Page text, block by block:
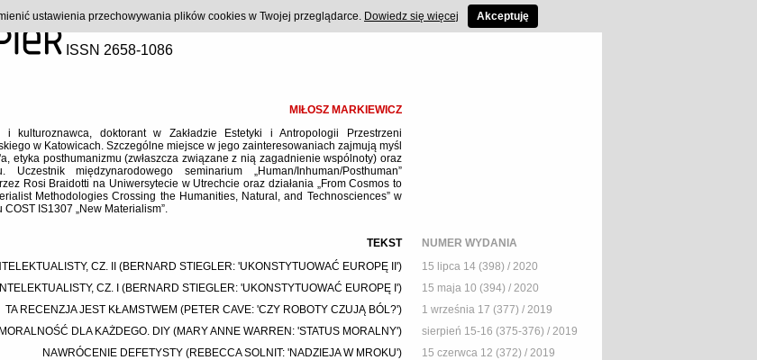
ISSN 2658-1086
MIŁOSZ MARKIEWICZ
kulturoznawca, doktorant w Zakładzie Estetyki i Antropologii Przestrzeni
w Katowicach. Szczególne miejsce w jego zainteresowaniach zajmują myśl
etyka posthumanizmu (zwłaszcza związane z nią zagadnienie wspólnoty) oraz
Uczestnik międzynarodowego seminarium „Human/Inhuman/Posthuman”
Rosi Braidotti na Uniwersytecie w Utrechcie oraz działania „From Cosmos to
Methodologies Crossing the Humanities, Natural, and Technosciences” w
IS1307 „New Materialism”.
TEKST
NUMER WYDANIA
CZ. II (BERNARD STIEGLER: 'UKONSTYTUOWAĆ EUROPĘ II')
15 lipca 14 (398) / 2020
CZ. I (BERNARD STIEGLER: 'UKONSTYTUOWAĆ EUROPĘ I')
15 maja 10 (394) / 2020
TA RECENZJA JEST KŁAMSTWEM (PETER CAVE: 'CZY ROBOTY CZUJĄ BÓL?')
1 września 17 (377) / 2019
MORALNOŚĆ DLA KAŻDEGO. DIY (MARY ANNE WARREN: 'STATUS MORALNY')
sierpień 15-16 (375-376) / 2019
NAWRÓCENIE DEFETYSTY (REBECCA SOLNIT: 'NADZIEJA W MROKU')
15 czerwca 12 (372) / 2019
ustawienia przechowywania plików cookies w Twojej przeglądarce. Dowiedz się więcej Akceptuję